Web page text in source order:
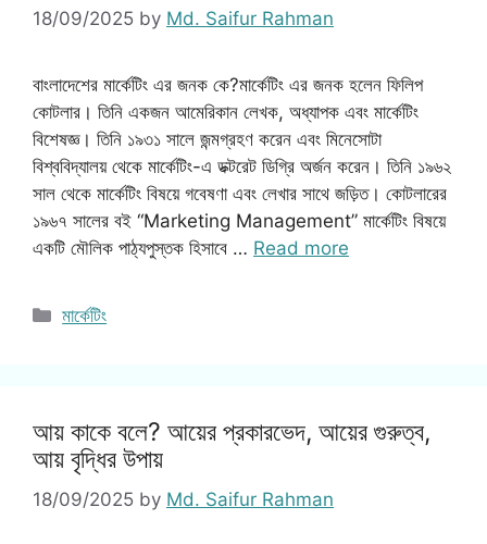
18/09/2025 by Md. Saifur Rahman
বাংলাদেশের মার্কেটিং এর জনক কে?মার্কেটিং এর জনক হলেন ফিলিপ
কোটলার। তিনি একজন আমেরিকান লেখক, অধ্যাপক এবং মার্কেটিং
বিশেষজ্ঞ। তিনি ১৯৩১ সালে জন্মগ্রহণ করেন এবং মিনেসোটা
বিশ্ববিদ্যালয় থেকে মার্কেটিং-এ ডক্টরেট ডিগ্রি অর্জন করেন। তিনি ১৯৬২
সাল থেকে মার্কেটিং বিষয়ে গবেষণা এবং লেখার সাথে জড়িত। কোটলারের
১৯৬৭ সালের বই “Marketing Management” মার্কেটিং বিষয়ে
একটি মৌলিক পাঠ্যপুস্তক হিসাবে … Read more
Categories
মার্কেটিং
আয় কাকে বলে? আয়ের প্রকারভেদ, আয়ের গুরুত্ব,
আয় বৃদ্ধির উপায়
18/09/2025 by Md. Saifur Rahman